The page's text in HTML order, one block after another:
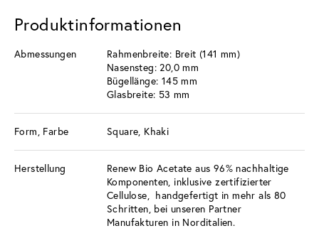
Produktinformationen
Abmessungen
Rahmenbreite: Breit (141 mm)
Nasensteg: 20,0 mm
Bügellänge: 145 mm
Glasbreite: 53 mm
Form, Farbe Square, Khaki
Herstellung
Renew Bio Acetate aus 96% nachhaltige
Komponenten, inklusive zertifizierter
Cellulose, handgefertigt in mehr als 80
Schritten, bei unseren Partner
Manufakturen in Norditalien.